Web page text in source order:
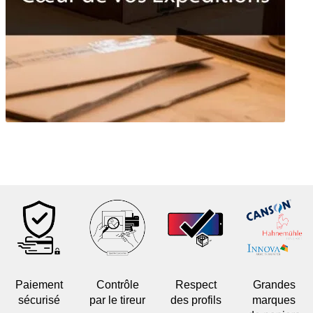
Paiement
sécurisé
Contrôle
par le tireur
Respect
des profils
Grandes
marques